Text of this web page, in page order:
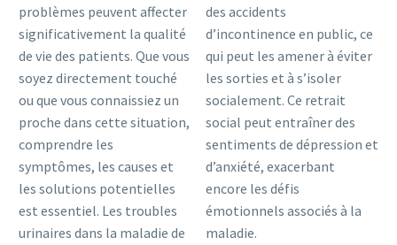
problèmes peuvent affecter
significativement la qualité
de vie des patients. Que vous
soyez directement touché
ou que vous connaissiez un
proche dans cette situation,
comprendre les
symptômes, les causes et
les solutions potentielles
est essentiel. Les troubles
urinaires dans la maladie de
des accidents
d’incontinence en public, ce
qui peut les amener à éviter
les sorties et à s’isoler
socialement. Ce retrait
social peut entraîner des
sentiments de dépression et
d’anxiété, exacerbant
encore les défis
émotionnels associés à la
maladie.